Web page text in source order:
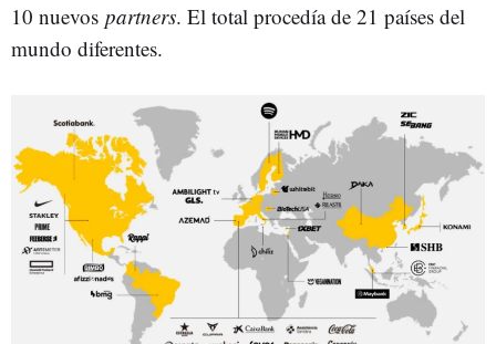
10 nuevos partners. El total procedía de 21 países del
mundo diferentes.